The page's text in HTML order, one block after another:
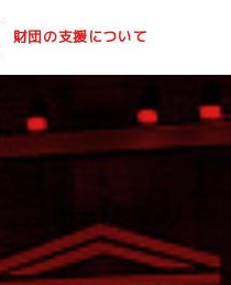
財団の支援について